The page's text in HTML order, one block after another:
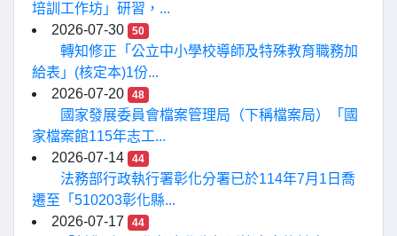
培訓工作坊」研習，...
2026-07-30
50
轉知修正「公立中小學校導師及特殊教育職務加
給表」(核定本)1份...
2026-07-20
48
國家發展委員會檔案管理局（下稱檔案局）「國
家檔案館115年志工...
2026-07-14
44
法務部行政執行署彰化分署已於114年7月1日喬
遷至「510203彰化縣...
2026-07-17
44